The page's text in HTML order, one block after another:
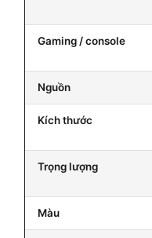
Gaming / console
Nguồn
Kích thước
Trọng lượng
Màu